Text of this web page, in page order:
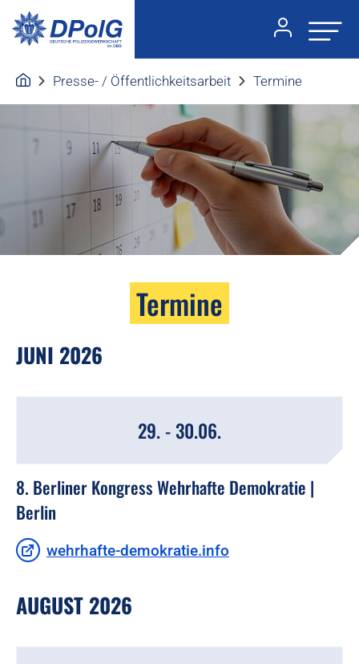
Presse- / Öffentlichkeitsarbeit Termine
Termine
JUNI 2026
29. - 30.06.
8. Berliner Kongress Wehrhafte Demokratie |
Berlin
wehrhafte-demokratie.info
AUGUST 2026